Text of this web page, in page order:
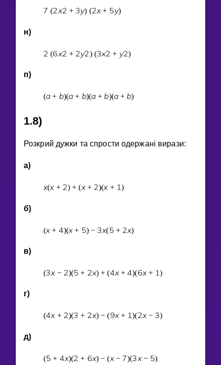
7 (2x2 + 3y) (2x + 5y)
н)
2 (6x2 + 2y2) (3x2 + y2)
п)
(a + b)(a + b)(a + b)(a + b)
1.8)
Розкрий дужки та спрости одержанi вирази:
а)
x(x + 2) + (x + 2)(x + 1)
б)
(x + 4)(x + 5) − 3x(5 + 2x)
в)
(3x − 2)(5 + 2x) + (4x + 4)(6x + 1)
г)
(4x + 2)(3 + 2x) − (9x + 1)(2x − 3)
д)
(5 + 4x)(2 + 6x) − (x − 7)(3 x − 5)